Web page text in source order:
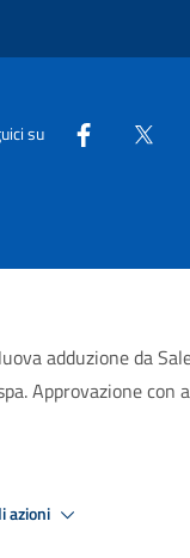
su
adduzione da
Approvazione con
azioni